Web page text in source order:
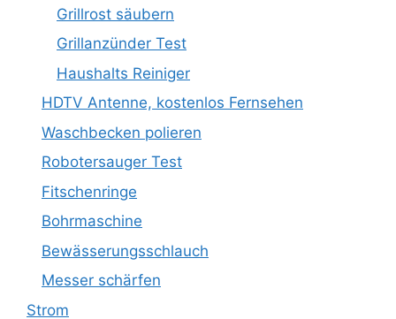
Grillrost säubern
Grillanzünder Test
Haushalts Reiniger
HDTV Antenne, kostenlos Fernsehen
Waschbecken polieren
Robotersauger Test
Fitschenringe
Bohrmaschine
Bewässerungsschlauch
Messer schärfen
Strom